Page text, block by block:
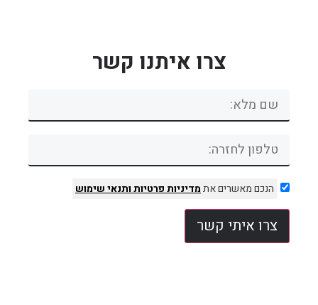
צרו איתנו קשר
הנכם מאשרים אתמדיניות פרטיותותנאי שימוש
צרו איתי קשר